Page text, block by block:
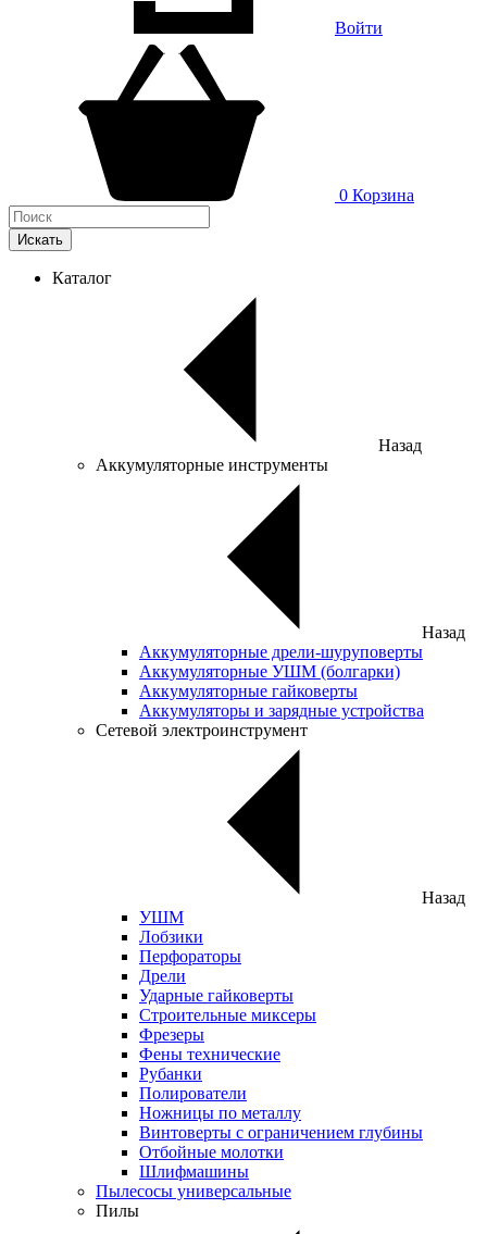
Войти
0 Корзина
Искать
Каталог
Назад
Аккумуляторные инструменты
Назад
Аккумуляторные дрели-шуруповерты
Аккумуляторные УШМ (болгарки)
Аккумуляторные гайковерты
Аккумуляторы и зарядные устройства
Сетевой электроинструмент
Назад
УШМ
Лобзики
Перфораторы
Дрели
Ударные гайковерты
Строительные миксеры
Фрезеры
Фены технические
Рубанки
Полирователи
Ножницы по металлу
Винтоверты с ограничением глубины
Отбойные молотки
Шлифмашины
Пылесосы универсальные
Пилы